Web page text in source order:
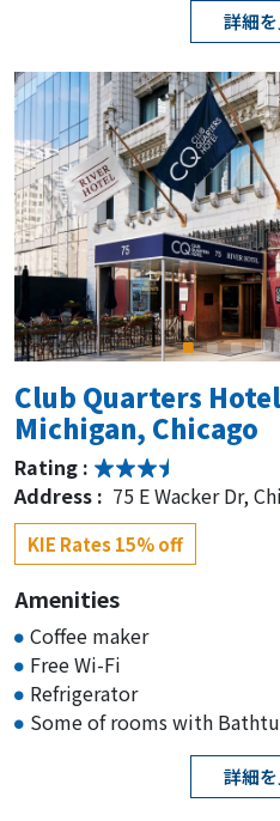
詳細
Club Quarters
Michigan, Chicago
Rating :
Address : 75 E Wacker Dr,
KIE Rates 15% off
Amenities
Coffee maker
Free Wi-Fi
Refrigerator
Some of rooms with
詳細